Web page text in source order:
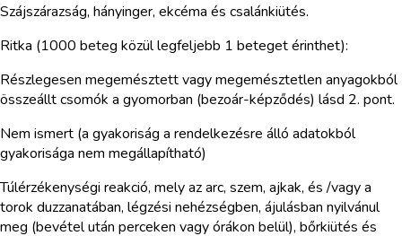
Szájszárazság, hányinger, ekcéma és csalánkiütés.
Ritka (1000 beteg közül legfeljebb 1 beteget érinthet):
Részlegesen megemésztett vagy megemésztetlen anyagokból
összeállt csomók a gyomorban (bezoár-képződés) lásd 2. pont.
Nem ismert (a gyakoriság a rendelkezésre álló adatokból
gyakorisága nem megállapítható)
Túlérzékenységi reakció, mely az arc, szem, ajkak, és /vagy a
torok duzzanatában, légzési nehézségben, ájulásban nyilvánul
meg (bevétel után perceken vagy órákon belül), bőrkiütés és